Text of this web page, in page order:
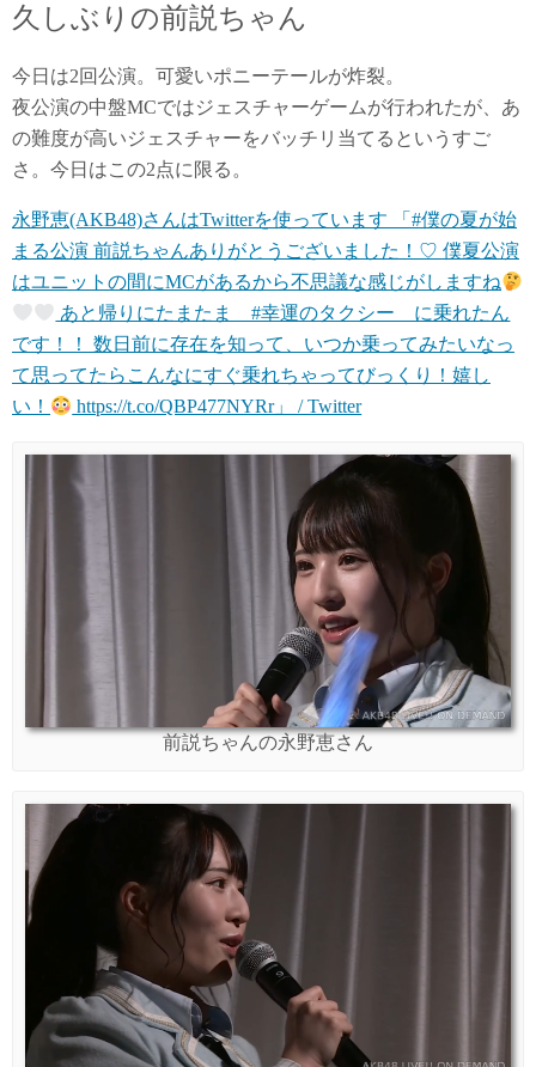
久しぶりの前説ちゃん
今日は2回公演。可愛いポニーテールが炸裂。
夜公演の中盤MCではジェスチャーゲームが行われたが、あ
の難度が高いジェスチャーをバッチリ当てるというすご
さ。今日はこの2点に限る。
永野恵(AKB48)さんはTwitterを使っています 「#僕の夏が始
まる公演 前説ちゃんありがとうございました！♡ 僕夏公演
はユニットの間にMCがあるから不思議な感じがしますね
あと帰りにたまたま #幸運のタクシー に乗れたん
です！！ 数日前に存在を知って、いつか乗ってみたいなっ
て思ってたらこんなにすぐ乗れちゃってびっくり！嬉し
い！
https://t.co/QBP477NYRr」 / Twitter
前説ちゃんの永野恵さん